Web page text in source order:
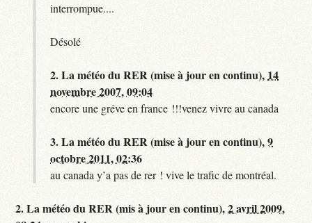
interrompue....
Désolé
2.La météo du RER (mise à jour en continu), 14
novembre 2007, 09:04
encore une gréve en france !!!venez vivre au canada
3.La météo du RER (mise à jour en continu),9
octobre 2011, 02:36
au canada y’a pas de rer ! vive le trafic de montréal.
2.La météo du RER (mis à jour en continu),2 avril 2009,